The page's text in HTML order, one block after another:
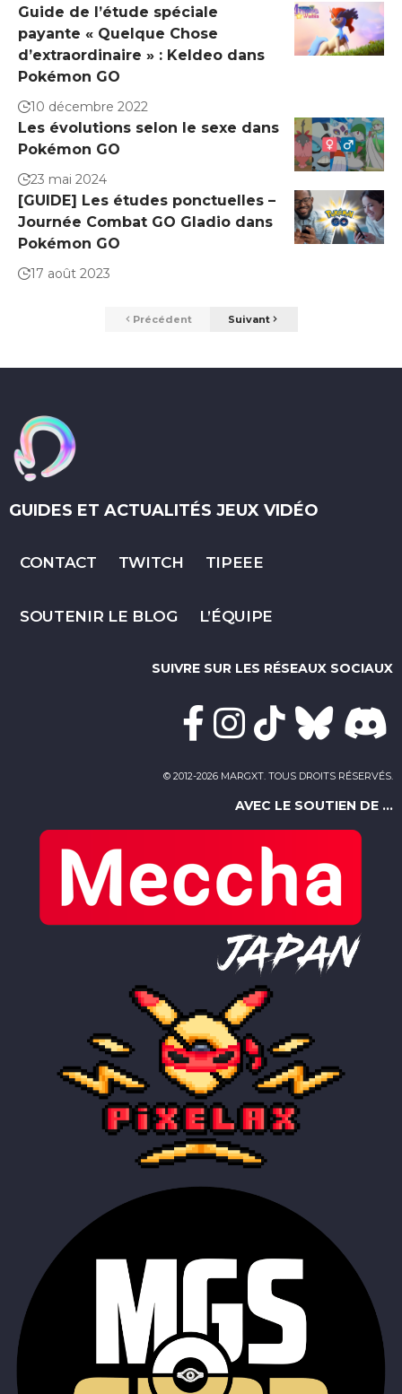
Guide de l’étude spéciale
payante « Quelque Chose
d’extraordinaire » : Keldeo dans
Pokémon GO
10 décembre 2022
Les évolutions selon le sexe dans
Pokémon GO
23 mai 2024
[GUIDE] Les études ponctuelles –
Journée Combat GO Gladio dans
Pokémon GO
17 août 2023
Précédent Suivant
GUIDES ET ACTUALITÉS JEUX VIDÉO
CONTACT TWITCH TIPEEE
SOUTENIR LE BLOG L’ÉQUIPE
SUIVRE SUR LES RÉSEAUX SOCIAUX
© 2012-2026 MARGXT. TOUS DROITS RÉSERVÉS.
AVEC LE SOUTIEN DE ...